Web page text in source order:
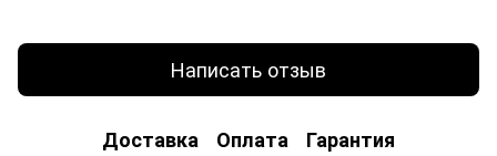
Написать отзыв
Доставка Оплата Гарантия